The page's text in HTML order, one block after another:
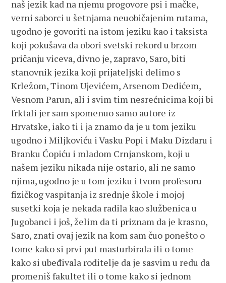
naš jezik kad na njemu progovore psi i mačke,
verni saborci u šetnjama neuobičajenim rutama,
ugodno je govoriti na istom jeziku kao i taksista
koji pokušava da obori svetski rekord u brzom
pričanju viceva, divno je, zapravo, Saro, biti
stanovnik jezika koji prijateljski delimo s
Krležom, Tinom Ujevićem, Arsenom Dedićem,
Vesnom Parun, ali i svim tim nesrećnicima koji bi
frktali jer sam spomenuo samo autore iz
Hrvatske, iako ti i ja znamo da je u tom jeziku
ugodno i Miljkoviću i Vasku Popi i Maku Dizdaru i
Branku Ćopiću i mladom Crnjanskom, koji u
našem jeziku nikada nije ostario, ali ne samo
njima, ugodno je u tom jeziku i tvom profesoru
fizičkog vaspitanja iz srednje škole i mojoj
susetki koja je nekada radila kao službenica u
Jugobanci i još, želim da ti priznam da je krasno,
Saro, znati ovaj jezik na kom sam čuo ponešto o
tome kako si prvi put masturbirala ili o tome
kako si ubeđivala roditelje da je sasvim u redu da
promeniš fakultet ili o tome kako si jednom